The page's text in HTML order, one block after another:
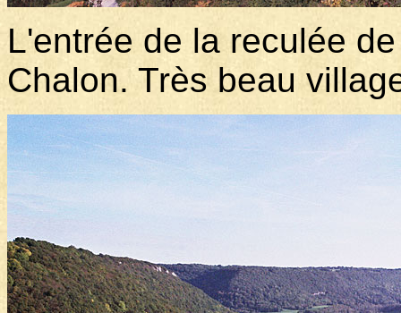
L'entrée de la reculée
Chalon. Très beau